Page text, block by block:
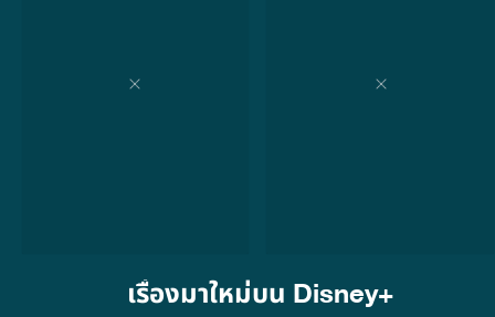
เรื่องมาใหม่บน Disney+